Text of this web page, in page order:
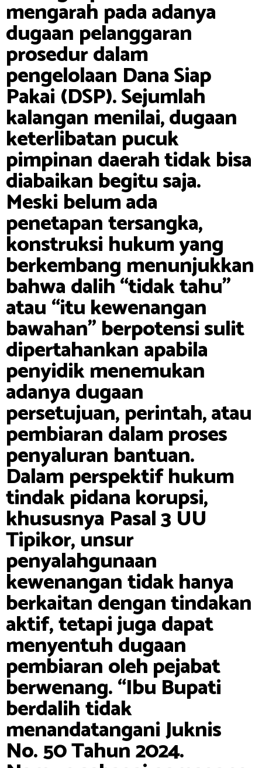
mengarah pada adanya
dugaan pelanggaran
prosedur dalam
pengelolaan Dana Siap
Pakai (DSP). Sejumlah
kalangan menilai, dugaan
keterlibatan pucuk
pimpinan daerah tidak bisa
diabaikan begitu saja.
Meski belum ada
penetapan tersangka,
konstruksi hukum yang
berkembang menunjukkan
bahwa dalih “tidak tahu”
atau “itu kewenangan
bawahan” berpotensi sulit
dipertahankan apabila
penyidik menemukan
adanya dugaan
persetujuan, perintah, atau
pembiaran dalam proses
penyaluran bantuan.
Dalam perspektif hukum
tindak pidana korupsi,
khususnya Pasal 3 UU
Tipikor, unsur
penyalahgunaan
kewenangan tidak hanya
berkaitan dengan tindakan
aktif, tetapi juga dapat
menyentuh dugaan
pembiaran oleh pejabat
berwenang. “Ibu Bupati
berdalih tidak
menandatangani Juknis
No. 50 Tahun 2024.